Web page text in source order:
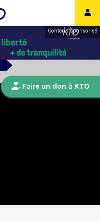
Contenu sponsorisé
Faire un don à KTO